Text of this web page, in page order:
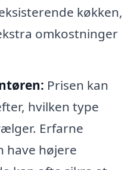
køkken,
omkostninger
Prisen kan
hvilken type
Erfarne
have højere